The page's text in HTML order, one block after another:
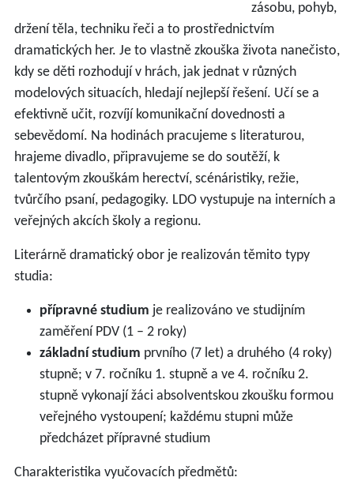
zásobu, pohyb,
držení těla, techniku řeči a to prostřednictvím
dramatických her. Je to vlastně zkouška života nanečisto,
kdy se děti rozhodují v hrách, jak jednat v různých
modelových situacích, hledají nejlepší řešení. Učí se a
efektivně učit, rozvíjí komunikační dovednosti a
sebevědomí. Na hodinách pracujeme s literaturou,
hrajeme divadlo, připravujeme se do soutěží, k
talentovým zkouškám herectví, scénáristiky, režie,
tvůrčího psaní, pedagogiky. LDO vystupuje na interních a
veřejných akcích školy a regionu.
Literárně dramatický obor je realizován těmito typy
studia:
přípravné studium je realizováno ve studijním
zaměření PDV (1 – 2 roky)
základní studium prvního (7 let) a druhého (4 roky)
stupně; v 7. ročníku 1. stupně a ve 4. ročníku 2.
stupně vykonají žáci absolventskou zkoušku formou
veřejného vystoupení; každému stupni může
předcházet přípravné studium
Charakteristika vyučovacích předmětů: